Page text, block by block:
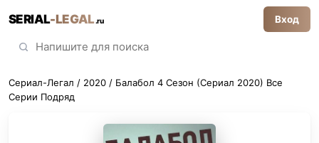
SERIAL-LEGAL.ru Вход
Сериал-Легал / 2020 / Балабол 4 Сезон (Сериал 2020) Все
Серии Подряд